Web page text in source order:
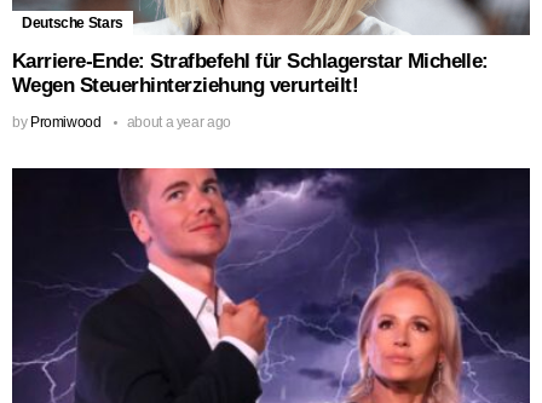
Deutsche Stars
Karriere-Ende: Strafbefehl für Schlagerstar Michelle:
Wegen Steuerhinterziehung verurteilt!
by Promiwood about a year ago